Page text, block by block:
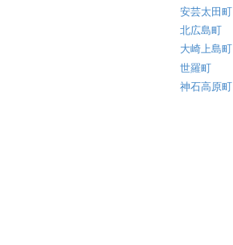
安芸太田町
北広島町
大崎上島町
世羅町
神石高原町